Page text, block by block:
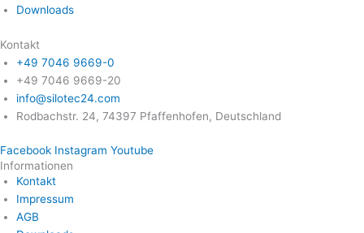
Downloads
Kontakt
+49 7046 9669-0
+49 7046 9669-20
info@silotec24.com
Rodbachstr. 24, 74397 Pfaffenhofen, Deutschland
Facebook Instagram Youtube
Informationen
Kontakt
Impressum
AGB